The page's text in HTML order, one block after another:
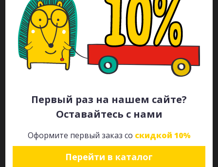
Первый раз на нашем сайте?
Оставайтесь с нами
Оформите первый заказ со скидкой 10%
Перейти в каталог
Раскраски
Рекламодателям
Каталог
Будьте всегда в курсе!